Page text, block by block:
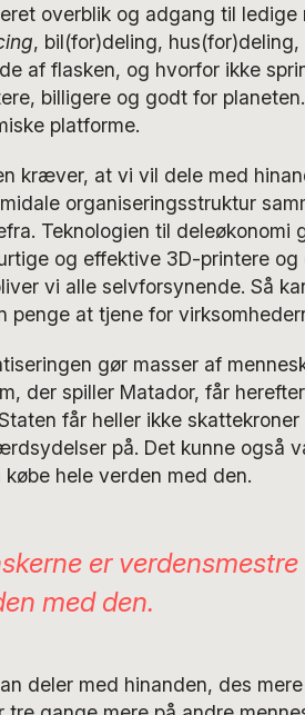
overblik og adgang til
, bil(for)deling,
af flasken, og hvorfor ikke
billigere og godt for
platforme.
kræver, at vi vil dele med
organiseringsstruktur
Teknologien til deleøkonomi
og effektive 3D-printere
vi alle selvforsynende. Så
penge at tjene for
gør masser af
der spiller Matador, får
får heller ikke
på. Det kunne også
købe hele verden med den.
er
med den.
deler med hinanden, des